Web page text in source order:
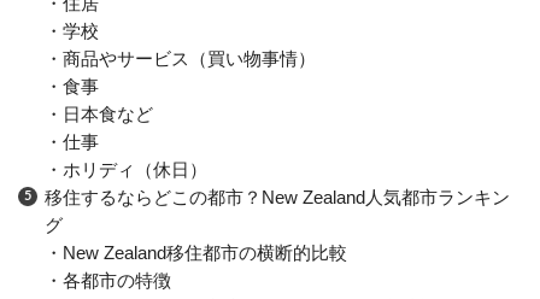
・学校
・商品やサービス（買い物事情）
・食事
・日本食など
・仕事
・ホリディ（休日）
移住するならどこの都市？New Zealand人気都市ランキン
グ
・New Zealand移住都市の横断的比較
・各都市の特徴